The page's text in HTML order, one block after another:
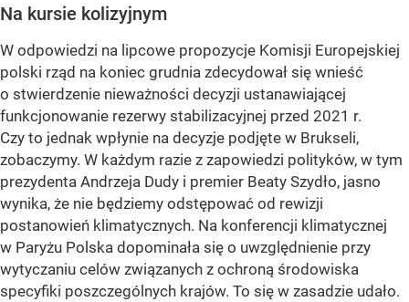
Na kursie kolizyjnym
W odpowiedzi na lipcowe propozycje Komisji Europejskiej
polski rząd na koniec grudnia zdecydował się wnieść
o stwierdzenie nieważności decyzji ustanawiającej
funkcjonowanie rezerwy stabilizacyjnej przed 2021 r.
Czy to jednak wpłynie na decyzje podjęte w Brukseli,
zobaczymy. W każdym razie z zapowiedzi polityków, w tym
prezydenta Andrzeja Dudy i premier Beaty Szydło, jasno
wynika, że nie będziemy odstępować od rewizji
postanowień klimatycznych. Na konferencji klimatycznej
w Paryżu Polska dopominała się o uwzględnienie przy
wytyczaniu celów związanych z ochroną środowiska
specyfiki poszczególnych krajów. To się w zasadzie udało.